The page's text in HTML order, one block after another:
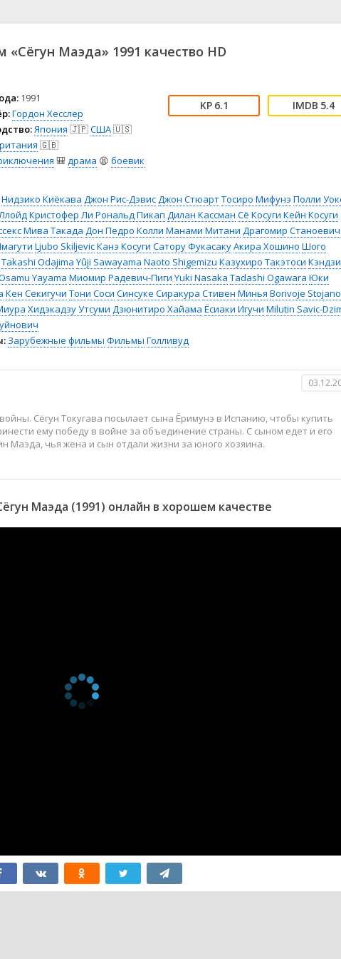
👨‍💼 Новости
тв
шоу
😱 Ужасы
🤠 Фильм-нуар
🧝‍♂️ Фэнтези
«Сёгун Маэда» 1991 качество HD
1991
Гордон Хесслер
Япония 🇯🇵США🇺🇸
🇬🇧
🎒драма 😫 боевик
6.1 5.4
Нидзико Киёкава Джон Рис-ДэвисДжон СтюартТосиро Мифунэ Полли
Кристофер Ли Рональд Пикап Дилан Кассман Сё Косуги Кейн Косуги
Мива Такада Дон Педро Колли Манами Митани Драгомир Станоевич
Ljubo SkiljevicКанэ Косуги Сатору ФукасакуАкира Хошино Шого
Takashi Odajima Yûji Sawayama Naoto Shigemizu Казухиро Такэтоси Кэндзи
Yayama Миомир Радевич-Пиги Yuki Nasaka Tadashi Ogawara Юки
Кен Секигучи Тони Соси Синсуке Сиракура Стивен Минья Borivoje
Хидэкадзу Утсуми Дзюнитиро Хайама Ёсиаки Игучи Milutin Savic-
Зарубежные фильмы Фильмы Голливуд
Сёгун Токугава посылает сына Ёримунэ в Испанию, чтобы купить
ему победу в войне за объединение страны. С сыном едет и его
Маэда, чья жена и сын отдали жизни за юного хозяина.
Маэда (1991) онлайн в хорошем качестве